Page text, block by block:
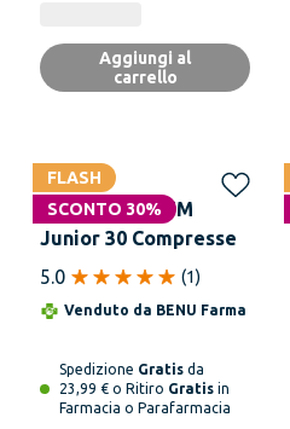
Aggiungi al
carrello
FLASH
SCONTO 30%
MULTICENTRUM
Junior 30 Compresse
5.0
(1)
Venduto da BENU Farma
Spedizione Gratis da
23,99 € o Ritiro Gratis in
Farmacia o Parafarmacia